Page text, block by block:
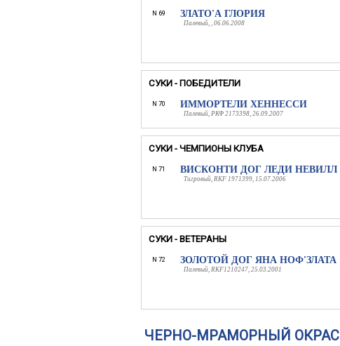
N 69 ЗЛАТО'А ГЛОРИЯ
Палевый, , 06.06.2008
СУКИ - ПОБЕДИТЕЛИ
N 70 ИММОРТЕЛИ ХЕННЕССИ
Палевый, РКФ 2173398, 26.09.2007
СУКИ - ЧЕМПИОНЫ КЛУБА
N 71 ВИСКОНТИ ДОГ ЛЕДИ НЕВИЛЛ
Тигровый, RKF 1971399, 15.07.2006
СУКИ - ВЕТЕРАНЫ
N 72 ЗОЛОТОЙ ДОГ ЯНА НОФ'ЗЛАТА
Палевый, RKF1210247, 25.03.2001
ЧЕРНО-МРАМОРНЫЙ ОКРАС